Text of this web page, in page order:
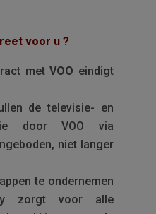
voor u ?
metVOO eindigt
de televisie- en
door VOO via
niet langer
te ondernemen
zorgt voor alle